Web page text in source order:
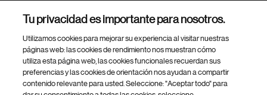
Footer Site Search
Tu privacidad es importante para nosotros.
Utilizamos cookies para mejorar su experiencia al visitar nuestras
páginas web: las cookies de rendimiento nos muestran cómo
utiliza esta página web, las cookies funcionales recuerdan sus
preferencias y las cookies de orientación nos ayudan a compartir
contenido relevante para usted. Seleccione: "Aceptar todo" para